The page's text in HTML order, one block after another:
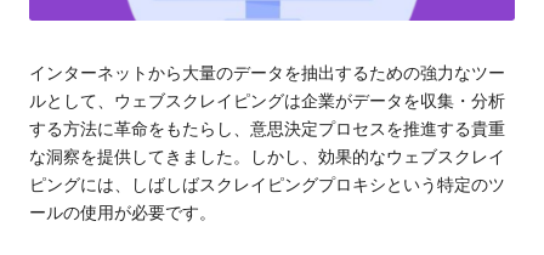
ル
プ
ロ
キ
シ
設
定
の
チ
ュ
ー
インターネットから大量のデータを抽出するための強力なツー
ルとして、ウェブスクレイピングは企業がデータを収集・分析
する方法に革命をもたらし、意思決定プロセスを推進する貴重
な洞察を提供してきました。しかし、効果的なウェブスクレイ
ピングには、しばしばスクレイピングプロキシという特定のツ
ールの使用が必要です。